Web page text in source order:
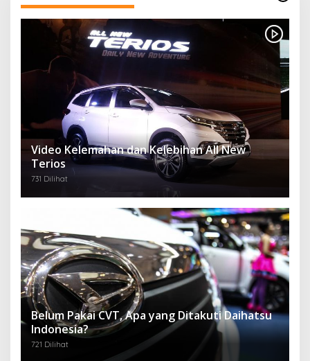
Video Kelemahan dan Kelebihan All New
Terios
731 Dilihat
Belum Pakai CVT, Apa yang Ditakuti Daihatsu
Indonesia?
721 Dilihat